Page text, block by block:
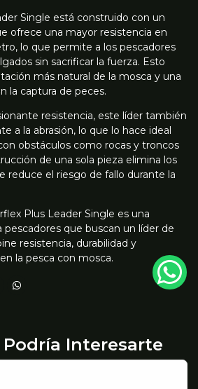
Single está construido con un
ofrece una mayor resistencia en
lo que permite a los pescadores
sin sacrificar la fuerza. Esto
más natural de la mosca y una
la captura de peces.
resistencia, este líder también
a la abrasión, lo que lo hace ideal
obstáculos como rocas y troncos
de una sola pieza elimina los
reduce el riesgo de fallo durante la
Plus Leader Single es una
pescadores que buscan un líder de
resistencia, durabilidad y
la pesca con mosca.
Interesarte